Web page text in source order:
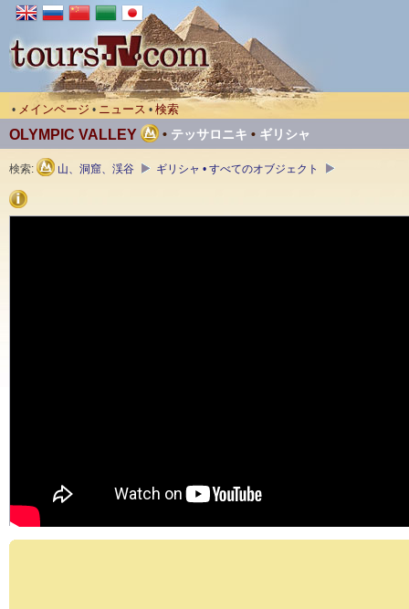
• メインページ • ニュース • 検索
OLYMPIC VALLEY • テッサロニキ • ギリシャ
検索: 山、洞窟、渓谷 ギリシャ • すべてのオブジェクト